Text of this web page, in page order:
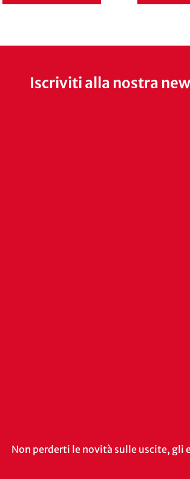
Iscriviti alla nostra
Non perderti le novità sulle uscite, gli